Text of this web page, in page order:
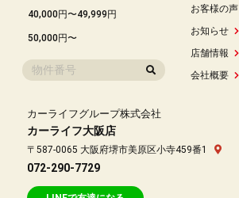
40,000円〜49,999円
50,000円〜
お客様の声
お知らせ
店舗情報
会社概要
カーライフグループ株式会社
カーライフ大阪店
〒587-0065 大阪府堺市美原区小寺459番1
072-290-7729